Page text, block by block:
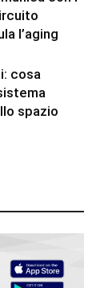
l’aging
cosa
spazio